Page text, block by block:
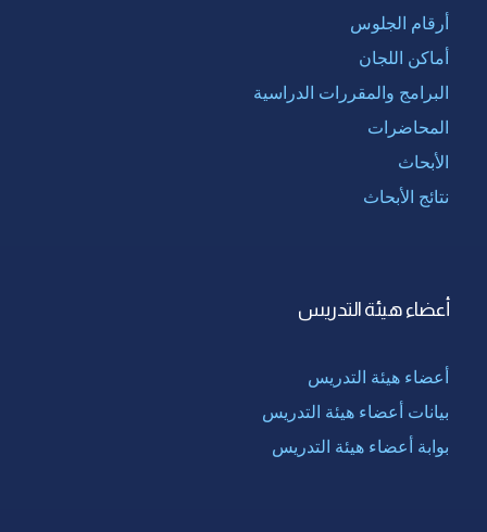
أرقام الجلوس
أماكن اللجان
البرامج والمقررات الدراسية
المحاضرات
الأبحاث
نتائج الأبحاث
أعضاء هيئة التدريس
أعضاء هيئة التدريس
بيانات أعضاء هيئة التدريس
بوابة أعضاء هيئة التدريس